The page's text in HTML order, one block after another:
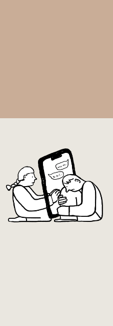
vida. Ela me
encontrou num
estado misto de
depressão e
agitação com
pensamentos